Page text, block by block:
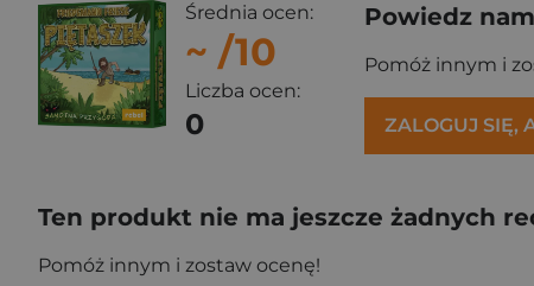
Średnia ocen:
~ /10
Liczba ocen:
0
Powiedz
Pomóż innym i
ZALOGUJ SIĘ,
Ten produkt nie ma jeszcze żadnych
Pomóż innym i zostaw ocenę!